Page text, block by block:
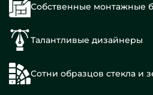
Собственные монтажные
Талантливые дизайнеры
Сотни образцов стекла и